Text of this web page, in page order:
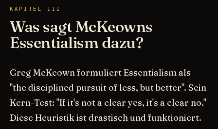
KAPITEL III
Was sagt McKeowns
Essentialism dazu?
Greg McKeown formuliert Essentialism als
"the disciplined pursuit of less, but better". Sein
Kern-Test: "If it's not a clear yes, it's a clear no."
Diese Heuristik ist drastisch und funktioniert.